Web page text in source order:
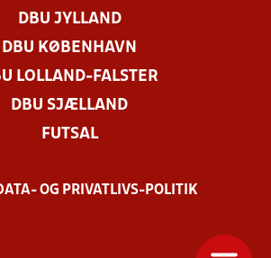
DBU JYLLAND
DBU KØBENHAVN
LOLLAND-FALSTER
DBU SJÆLLAND
FUTSAL
OG PRIVATLIVS-POLITIK